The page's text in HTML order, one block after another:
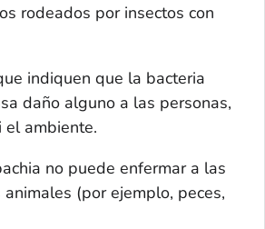
rodeados por insectos con
indiquen que la bacteria
daño alguno a las personas,
el ambiente.
no puede enfermar a las
(por ejemplo, peces,